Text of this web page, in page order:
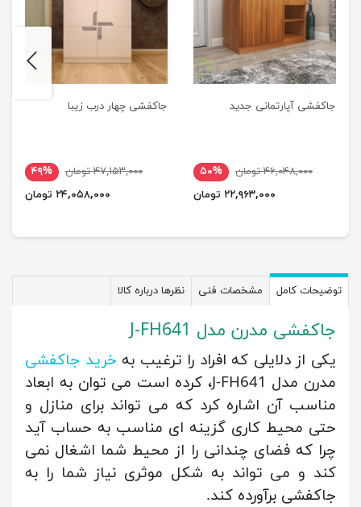
جاکفشی آپارتمانی جدید
۴۶,۰۴۸,۰۰۰ تومان
۵۰%
۲۲,۹۶۳,۰۰۰ تومان
جاکفشی چهار درب زیبا
۴۷,۱۵۳,۰۰۰ تومان
۴۹%
۲۴,۰۵۸,۰۰۰ تومان
previus
توضیحات کامل مشخصات فنی نظرها درباره کالا
جاکفشی مدرن مدل J-FH641
یکی از دلایلی که افراد را ترغیب به خرید جاکفشی
مدرن مدل J-FH641، کرده است می توان به ابعاد
مناسب آن اشاره کرد که می تواند برای منازل و
حتی محیط کاری گزینه ای مناسب به حساب آید
چرا که فضای چندانی را از محیط شما اشغال نمی
کند و می تواند به شکل موثری نیاز شما را به
جاکفشی برآورده کند.